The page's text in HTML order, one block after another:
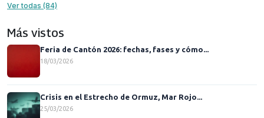
Ver todas (84)
Más vistos
Feria de Cantón 2026: fechas, fases y cómo...
18/03/2026
Crisis en el Estrecho de Ormuz, Mar Rojo...
25/03/2026